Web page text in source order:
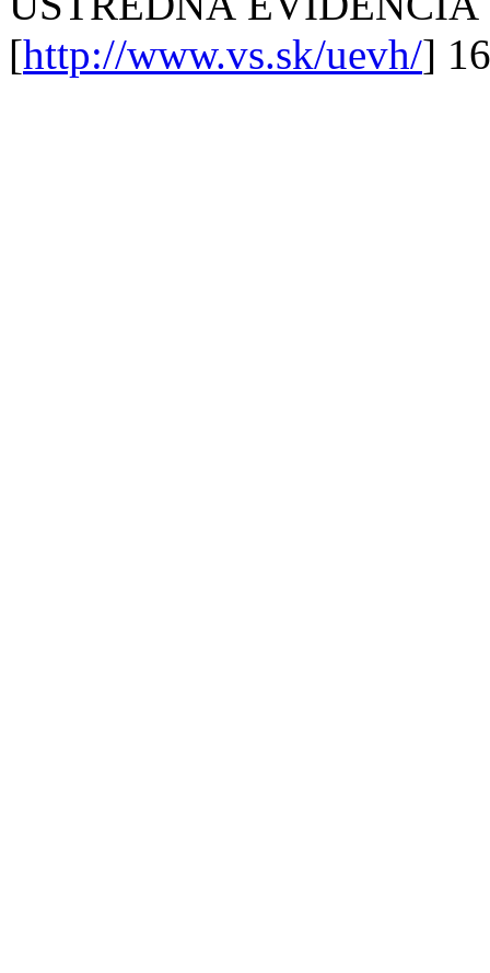
[http://www.vs.sk/uevh/]